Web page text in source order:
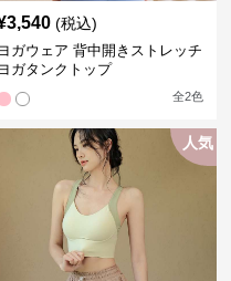
3,540 (税込)
ヨガウェア 背中開きストレッチ
ヨガタンクトップ
全2色
人気